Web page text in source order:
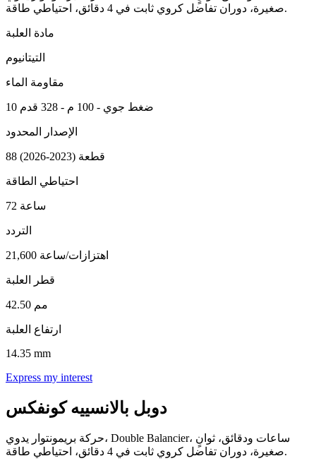
صغيرة، دوران تفاضل كروي ثابت في 4 دقائق، احتياطي طاقة.
مادة العلبة
التيتانيوم
مقاومة الماء
10 ضغط جوي - 100 م - 328 قدم
الإصدار المحدود
88 قطعة (2023-2026)
احتياطي الطاقة
72 ساعة
التردد
21,600 اهتزازات/ساعة
قطر العلبة
42.50 مم
ارتفاع العلبة
14.35 mm
Express my interest
دوبل بالانسييه كونفكس
حركة بريمونتوار يدوي، Double Balancier، ساعات ودقائق، ثوانٍ
صغيرة، دوران تفاضل كروي ثابت في 4 دقائق، احتياطي طاقة.